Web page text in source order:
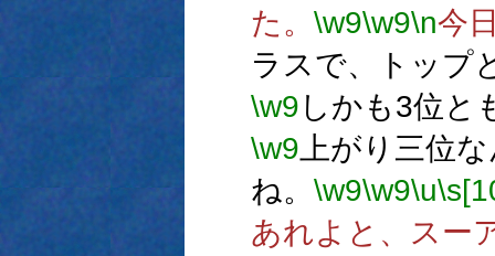
た。 \w9\w9\n今
ラスで、トップ
\w9 しかも3位と
\w9上がり三位
ね。 \w9\w9\u
あれよと、スー